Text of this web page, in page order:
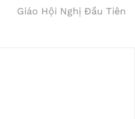
Giáo Hội Nghị Đầu Tiên